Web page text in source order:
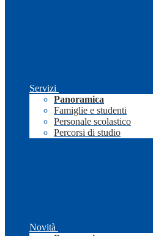
Servizi
Panoramica
Famiglie e studenti
Personale scolastico
Percorsi di studio
Novità